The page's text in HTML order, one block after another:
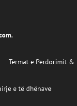
.
Termat e Përdorimit &
e të dhënave